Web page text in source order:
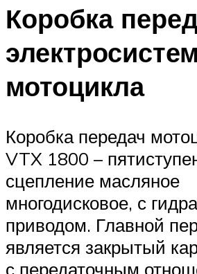
Коробка
мотоцикла
Коробка передач
VTX 1800 –
сцепление масляное
многодисковое, с
приводом. Главной
является закрытый
с передаточным